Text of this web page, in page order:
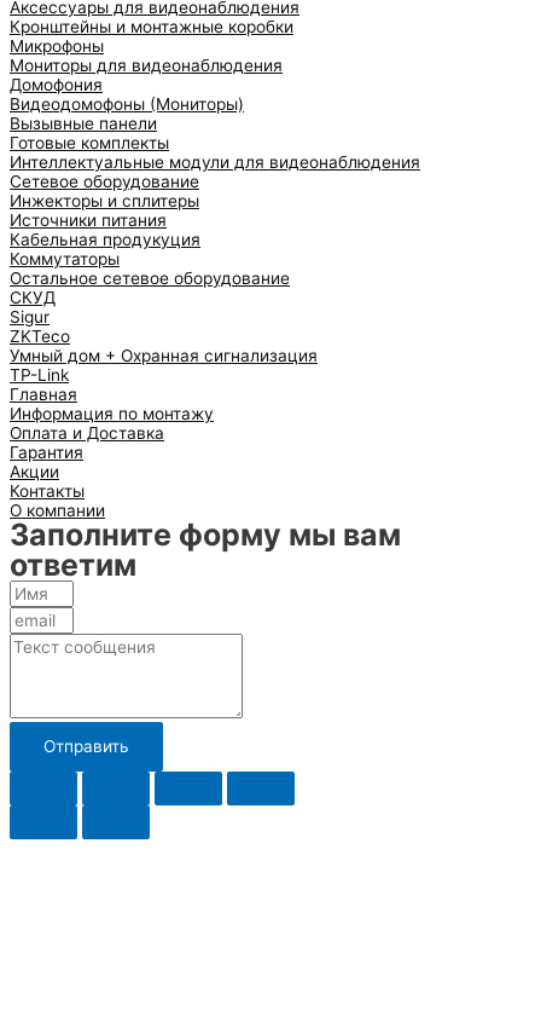
Аксессуары для видеонаблюдения
Кронштейны и монтажные коробки
Микрофоны
Мониторы для видеонаблюдения
Домофония
Видеодомофоны (Мониторы)
Вызывные панели
Готовые комплекты
Интеллектуальные модули для видеонаблюдения
Сетевое оборудование
Инжекторы и сплитеры
Источники питания
Кабельная продукуция
Коммутаторы
Остальное сетевое оборудование
СКУД
Sigur
ZKTeco
Умный дом + Охранная сигнализация
TP-Link
Главная
Информация по монтажу
Оплата и Доставка
Гарантия
Акции
Контакты
О компании
Заполните форму мы вам
ответим
Отправить